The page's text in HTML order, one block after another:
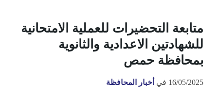
متابعة التحضيرات للعملية الامتحانية
للشهادتين الاعدادية والثانوية
بمحافظة حمص
16/05/2025 في أخبار المحافظة